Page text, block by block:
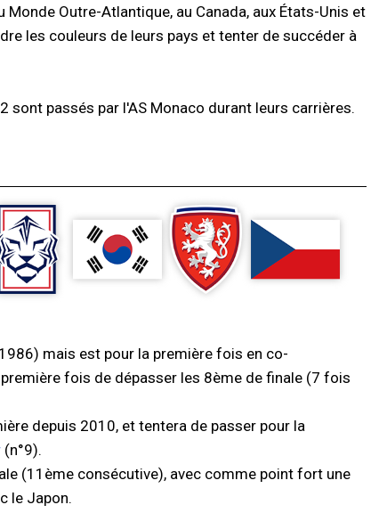
Outre-Atlantique, au Canada, aux États-Unis et
les couleurs de leurs pays et tenter de succéder à
passés par l'AS Monaco durant leurs carrières.
mais est pour la première fois en co-
fois de dépasser les 8ème de finale (7 fois
depuis 2010, et tentera de passer pour la
(n°9).
(11ème consécutive), avec comme point fort une
le Japon.